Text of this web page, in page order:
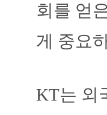
회를 얻
게 중요
KT는 외